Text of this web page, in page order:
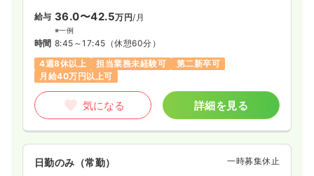
給与 36.0〜42.5万円/月
※一例
時間 8:45～17:45 （休憩60分）
4週8休以上
担当業務未経験可
第二新卒可
月給40万円以上可
気になる 詳細を見る
日勤のみ（常勤） 一時募集休止